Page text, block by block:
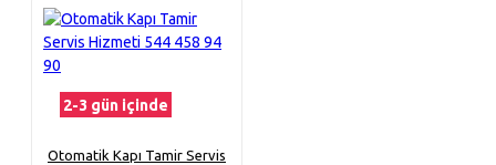
2-3 gün içinde
Otomatik Kapı Tamir Servis